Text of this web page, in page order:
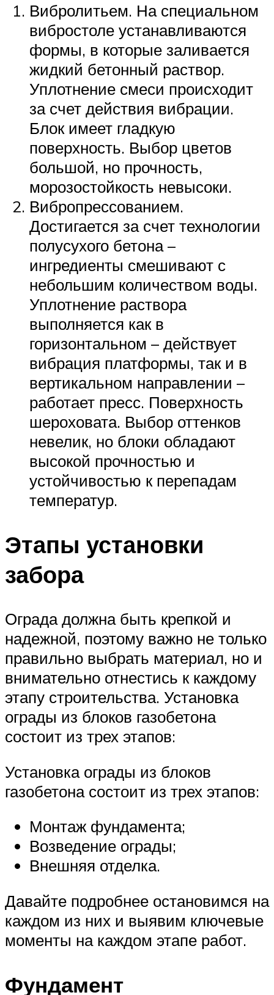
Вибролитьем. На специальном
вибростоле устанавливаются
формы, в которые заливается
жидкий бетонный раствор.
Уплотнение смеси происходит
за счет действия вибрации.
Блок имеет гладкую
поверхность. Выбор цветов
большой, но прочность,
морозостойкость невысоки.
Вибропрессованием.
Достигается за счет технологии
полусухого бетона –
ингредиенты смешивают с
небольшим количеством воды.
Уплотнение раствора
выполняется как в
горизонтальном – действует
вибрация платформы, так и в
вертикальном направлении –
работает пресс. Поверхность
шероховата. Выбор оттенков
невелик, но блоки обладают
высокой прочностью и
устойчивостью к перепадам
температур.
Этапы установки
забора
Ограда должна быть крепкой и
надежной, поэтому важно не только
правильно выбрать материал, но и
внимательно отнестись к каждому
этапу строительства. Установка
ограды из блоков газобетона
состоит из трех этапов:
Установка ограды из блоков
газобетона состоит из трех этапов:
Монтаж фундамента;
Возведение ограды;
Внешняя отделка.
Давайте подробнее остановимся на
каждом из них и выявим ключевые
моменты на каждом этапе работ.
Фундамент